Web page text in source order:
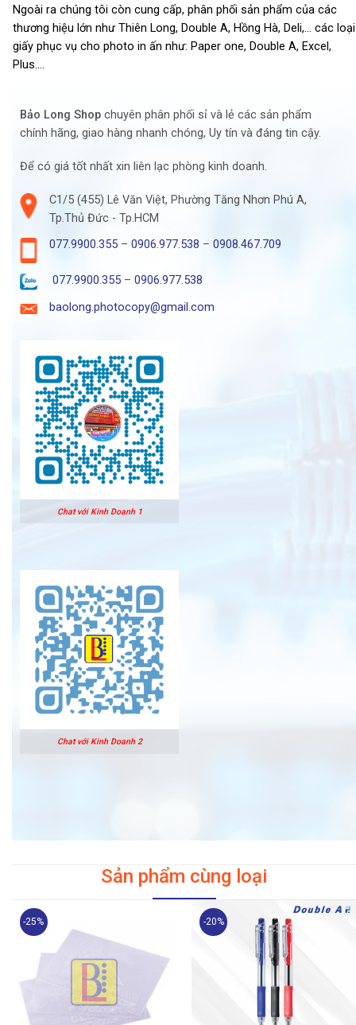
Ngoài ra chúng tôi còn cung cấp, phân phối sản phẩm của các
thương hiệu lớn như Thiên Long, Double A, Hồng Hà, Deli,… các loại
giấy phục vụ cho photo in ấn như: Paper one, Double A, Excel,
Plus….
Bảo Long Shop chuyên phân phối sỉ và lẻ các sản phẩm
chính hãng, giao hàng nhanh chóng, Uy tín và đáng tin cậy.
Để có giá tốt nhất xin liên lạc phòng kinh doanh.
C1/5 (455) Lê Văn Việt, Phường Tăng Nhơn Phú A,
Tp.Thủ Đức - Tp.HCM
077.9900.355– 0906.977.538 – 0908.467.709
077.9900.355– 0906.977.538
baolong.photocopy@gmail.com
Chat với Kinh Doanh 1
Chat với Kinh Doanh 2
Sản phẩm cùng loại
-25% -20%